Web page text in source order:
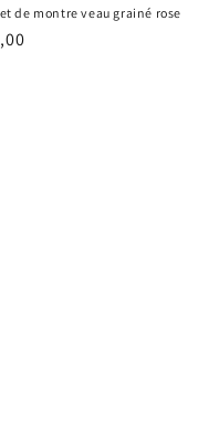
de montre veau grainé rose